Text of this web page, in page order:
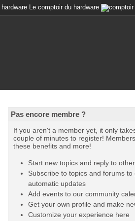
Le comptoir du hardware
Pas encore membre ?
If you aren't a member yet, it only
couple of minutes to register!
these benefits and more!
Start new topics and reply to
Subscribe to topics and forums to
automatic updates
Add events to our community
Get your own profile and make
Customize your experience here